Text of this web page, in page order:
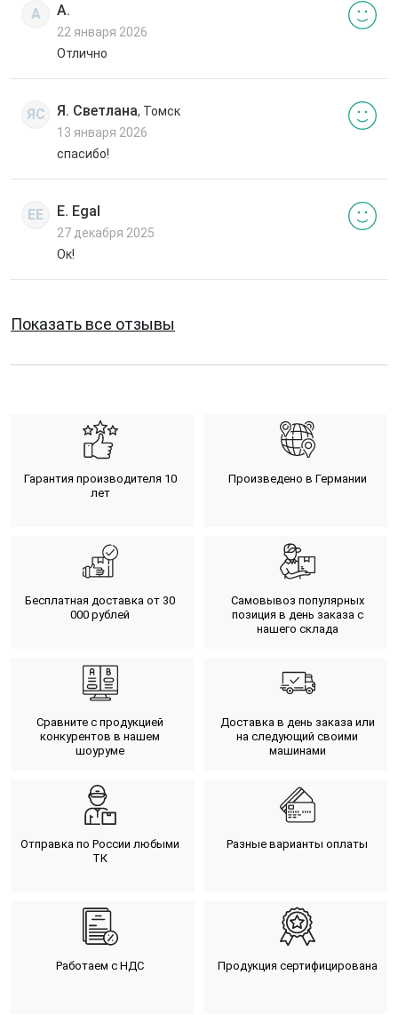
А А.
22 января 2026
Отлично
ЯС Я. Светлана, Томск
13 января 2026
спасибо!
EE E. Egal
27 декабря 2025
Ок!
Показать все отзывы
Гарантия производителя 10
лет
Произведено в Германии
Бесплатная доставка от 30
000 рублей
Самовывоз популярных
позиция в день заказа с
нашего склада
Сравните с продукцией
конкурентов в нашем
шоуруме
Доставка в день заказа или
на следующий своими
машинами
Отправка по России любыми
ТК
Разные варианты оплаты
Работаем с НДС Продукция сертифицирована